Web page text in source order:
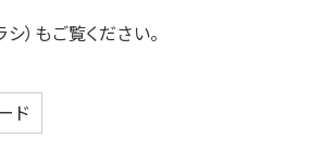
）もご覧ください。
ド